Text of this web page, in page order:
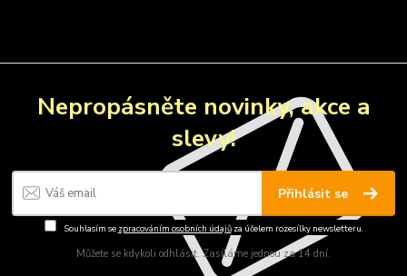
Nepropásněte novinky, akce a
slevy!
Přihlásit se
Souhlasím se zpracováním osobních údajůza účelem rozesílky newsletteru.
Můžete se kdykoli odhlásit. Zasíláme jednou za 14 dní.